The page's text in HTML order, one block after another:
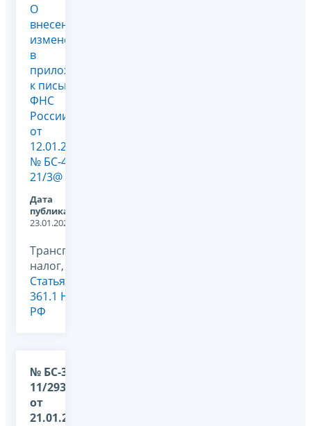
О
внесении
изменений
в
приложение
к письму
ФНС
России
от
12.01.2026
№ БС-4-
21/3@
Дата
публикации:
23.01.2026
Транспортный
налог,
Статья
361.1 НК
РФ
№ БС-36-
11/293@
от
21.01.2026